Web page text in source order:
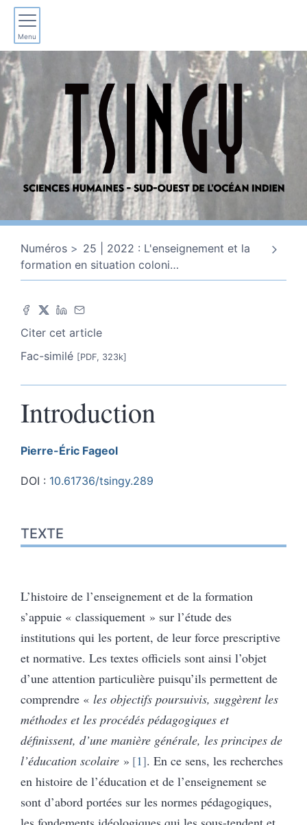
Menu
Numéros
25 | 2022 : L'enseignement et la
formation en situation coloni…
Citer cet article
Fac-similé [PDF, 323k]
Introduction
Pierre-Éric Fageol
DOI : 10.61736/tsingy.289
Notes
Illustrations
TEXTE
L’histoire de l’enseignement et de la formation
s’appuie « classiquement » sur l’étude des
institutions qui les portent, de leur force prescriptive
et normative. Les textes officiels sont ainsi l’objet
d’une attention particulière puisqu’ils permettent de
comprendre « les objectifs poursuivis, suggèrent les
méthodes et les procédés pédagogiques et
définissent, d’une manière générale, les principes de
l’éducation scolaire » 1 . En ce sens, les recherches
en histoire de l’éducation et de l’enseignement se
sont d’abord portées sur les normes pédagogiques,